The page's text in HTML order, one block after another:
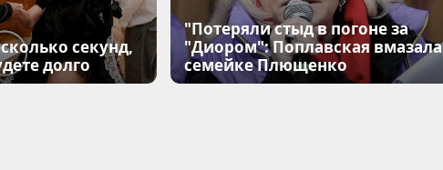
секунд,
долго
"Потеряли стыд в погоне за
"Диором": Поплавская вмазала
семейке Плющенко